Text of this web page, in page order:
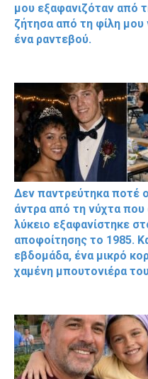
μου εξαφανιζόταν από
ζήτησα από τη φίλη μου
ένα ραντεβού.
Δεν παντρεύτηκα ποτέ
άντρα από τη νύχτα
λύκειο εξαφανίστηκε
αποφοίτησης το 1985.
εβδομάδα, ένα μικρό
χαμένη μπουτονιέρα